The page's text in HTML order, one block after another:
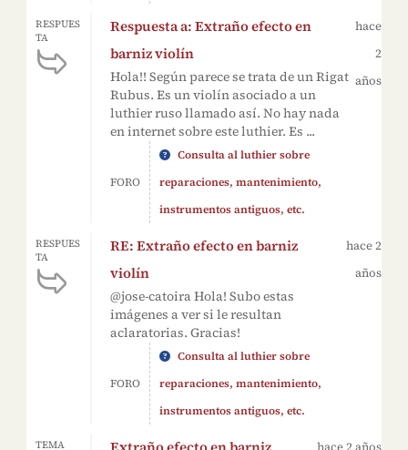
RESPUES
TA
Respuesta a: Extraño efecto en
barniz violín
Hola!! Según parece se trata de un Rigat
Rubus. Es un violín asociado a un
luthier ruso llamado así. No hay nada
en internet sobre este luthier. Es ...
hace
2
años
FORO
Consulta al luthier sobre
reparaciones, mantenimiento,
instrumentos antiguos, etc.
RESPUES
TA
RE: Extraño efecto en barniz
violín
@jose-catoira Hola! Subo estas
imágenes a ver si le resultan
aclaratorias. Gracias!
hace 2
años
FORO
Consulta al luthier sobre
reparaciones, mantenimiento,
instrumentos antiguos, etc.
TEMA hace 2 años